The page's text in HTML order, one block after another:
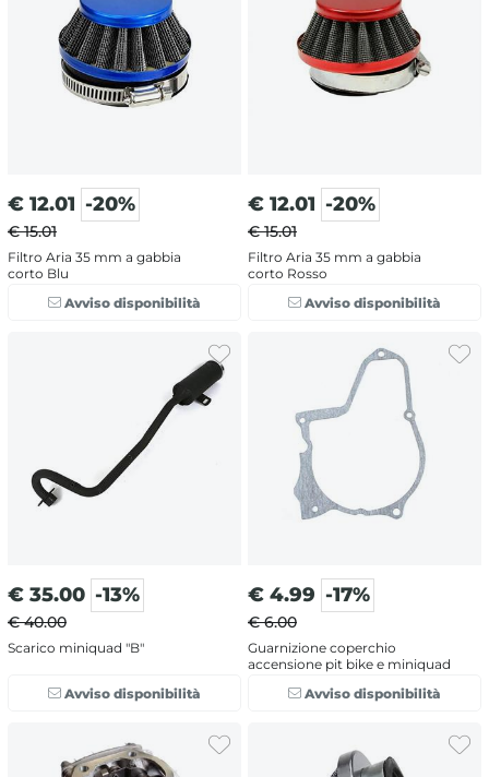
€ 12.01 -20%
€ 15.01
Filtro Aria 35 mm a gabbia
corto Blu
Avviso disponibilità
€ 12.01 -20%
€ 15.01
Filtro Aria 35 mm a gabbia
corto Rosso
Avviso disponibilità
€ 35.00 -13%
€ 40.00
Scarico miniquad "B"
Avviso disponibilità
€ 4.99 -17%
€ 6.00
Guarnizione coperchio
accensione pit bike e miniquad
Avviso disponibilità